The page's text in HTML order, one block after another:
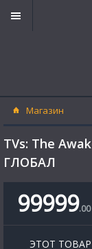
Магазин
TVs: The
ГЛОБАЛ
99999.00
ЭТОТ